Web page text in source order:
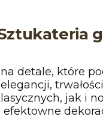
karcie)
detale, które
jak i